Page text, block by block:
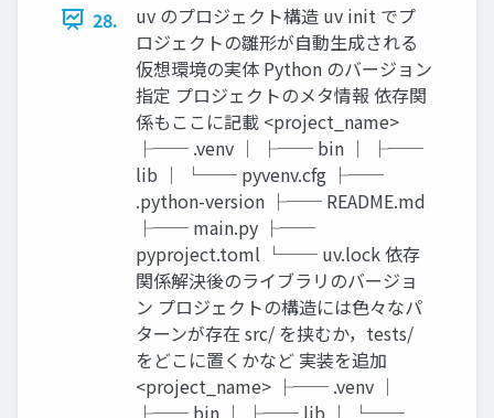
28.
uv のプロジェクト構造 uv init でプ
ロジェクトの雛形が自動生成される
仮想環境の実体 Python のバージョン
指定 プロジェクトのメタ情報 依存関
係もここに記載 <project_name>
├── .venv │ ├── bin │ ├──
lib │ └── pyvenv.cfg ├──
.python-version ├── README.md
├── main.py ├──
pyproject.toml └── uv.lock 依存
関係解決後のライブラリのバージョ
ン プロジェクトの構造には色々なパ
ターンが存在 src/ を挟むか，tests/
をどこに置くかなど 実装を追加
<project_name> ├── .venv │
├── bin │ ├── lib │ └──